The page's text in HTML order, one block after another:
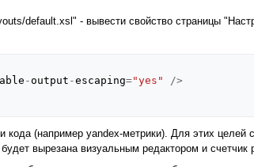
default.xsl" - вывести свойство страницы
-output -escaping="yes"
/>
(например yandex-метрики). Для этих целей
вырезана визуальным редактором и счетчик